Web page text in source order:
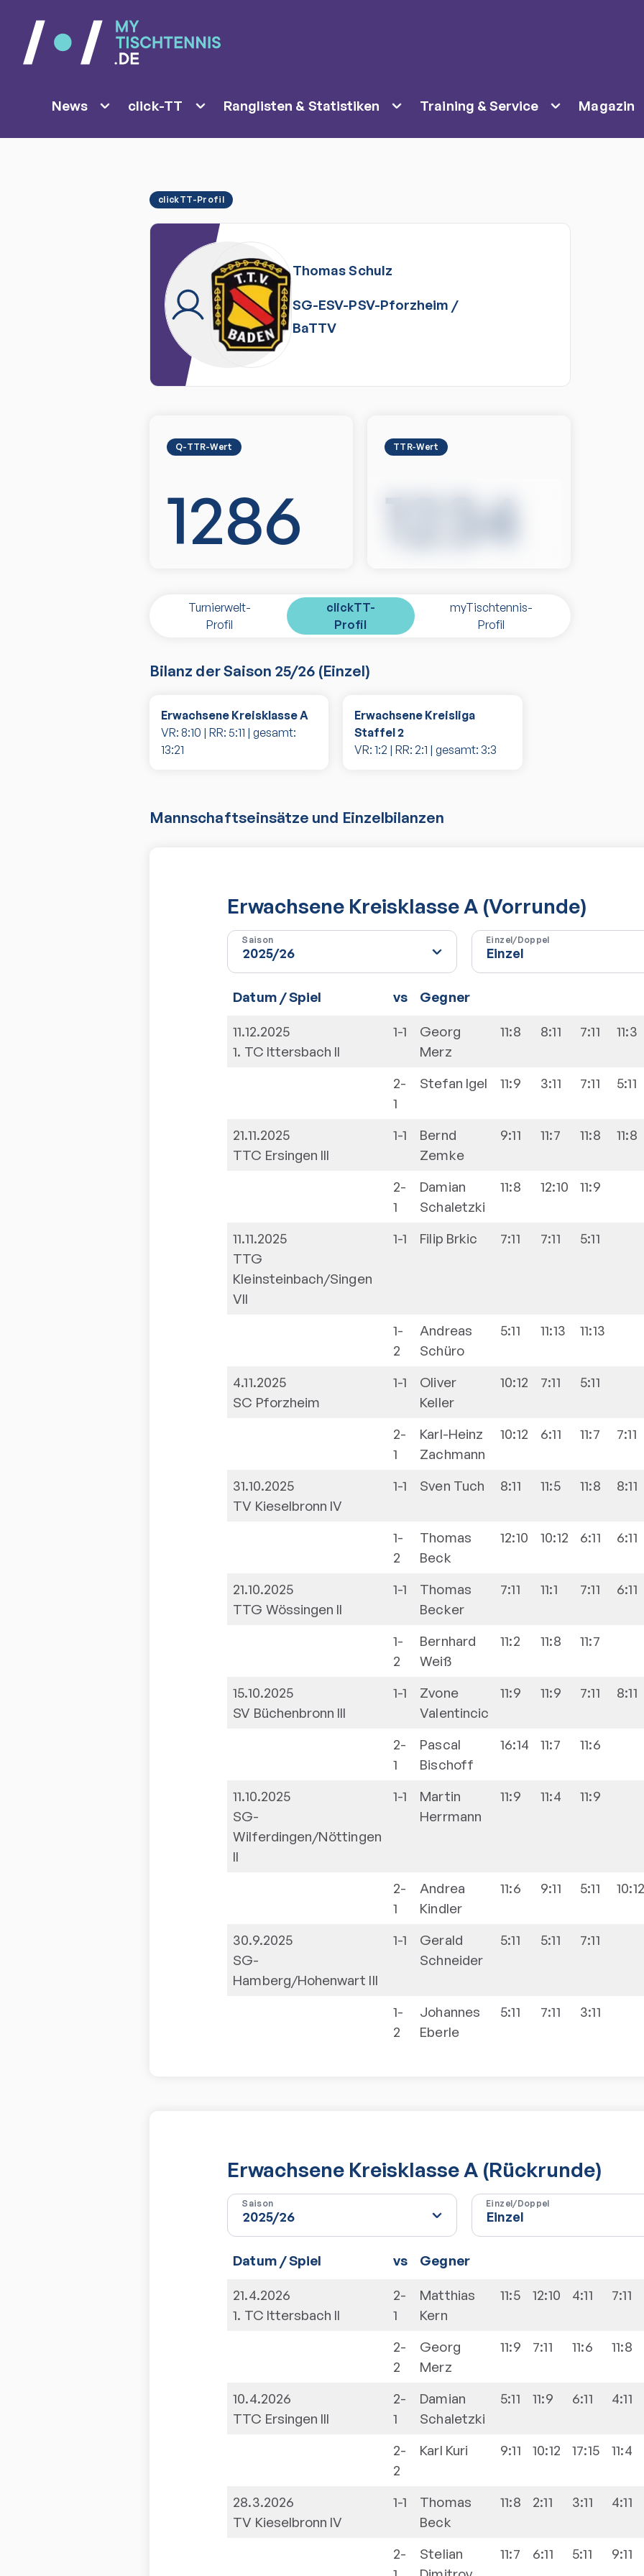
News click-TT Ranglisten & Statistiken Training & Service Magazin
clickTT-Profil
ThomasSchulz
SG-ESV-PSV-Pforzheim /
BaTTV
Q-TTR-Wert
1286
TTR-Wert
1234
Turnierwelt-
Profil
clickTT-
Profil
myTischtennis-
Profil
Bilanz der Saison 25/26 (Einzel)
Erwachsene Kreisklasse A
VR: 8:10 | RR: 5:11 | gesamt:
13:21
Erwachsene Kreisliga
Staffel 2
VR:1:2 | RR: 2:1 | gesamt: 3:3
Mannschaftseinsätze und Einzelbilanzen
Erwachsene Kreisklasse A (Vorrunde)
Saison Einzel/Doppel
Datum / Spiel vs Gegner
11.12.2025
1. TC Ittersbach II
1-1
Georg
Merz
11:8 8:11 7:11 11:3
2-
1
Stefan Igel 11:9 3:11 7:11 5:11
21.11.2025
TTC Ersingen III
1-1
Bernd
Zemke
9:11 11:7 11:8 11:8
2-
1
Damian
Schaletzki
11:8 12:10 11:9
11.11.2025
TTG
Kleinsteinbach/Singen
VII
1-1 Filip Brkic 7:11 7:11 5:11
1-
2
Andreas
Schüro
5:11 11:13 11:13
4.11.2025
SC Pforzheim
1-1
Oliver
Keller
10:12 7:11 5:11
2-
1
Karl-Heinz
Zachmann
10:12 6:11 11:7 7:11
31.10.2025
TV Kieselbronn IV
1-1 Sven Tuch 8:11 11:5 11:8 8:11
1-
2
Thomas
Beck
12:10 10:12 6:11 6:11
21.10.2025
TTG Wössingen II
1-1
Thomas
Becker
7:11 11:1 7:11 6:11
1-
2
Bernhard
Weiß
11:2 11:8 11:7
15.10.2025
SV Büchenbronn III
1-1
Zvone
Valentincic
11:9 11:9 7:11 8:11
2-
1
Pascal
Bischoff
16:14 11:7 11:6
11.10.2025
SG-
Wilferdingen/Nöttingen
II
1-1
Martin
Herrmann
11:9 11:4 11:9
2-
1
Andrea
Kindler
11:6 9:11 5:11 10:12
30.9.2025
SG-
Hamberg/Hohenwart III
1-1
Gerald
Schneider
5:11 5:11 7:11
1-
2
Johannes
Eberle
5:11 7:11 3:11
Erwachsene Kreisklasse A (Rückrunde)
Saison Einzel/Doppel
Datum / Spiel vs Gegner
21.4.2026
1. TC Ittersbach II
2-
1
Matthias
Kern
11:5 12:10 4:11 7:11
2-
2
Georg
Merz
11:9 7:11 11:6 11:8
10.4.2026
TTC Ersingen III
2-
1
Damian
Schaletzki
5:11 11:9 6:11 4:11
2-
2
Karl Kuri 9:11 10:12 17:15 11:4
28.3.2026
TV Kieselbronn IV
1-1
Thomas
Beck
11:8 2:11 3:11 4:11
2-
Stelian
11:7 6:11 5:11 9:11